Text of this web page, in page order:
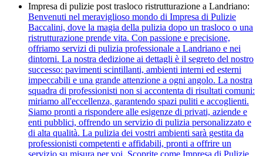
Impresa di pulizie post trasloco ristrutturazione a Landriano:
Benvenuti nel meraviglioso mondo di Impresa di Pulizie
Baccalini, dove la magia della pulizia dopo un trasloco o una
ristrutturazione prende vita. Con passione e precisione,
offriamo servizi di pulizia professionale a Landriano e nei
dintorni. La nostra dedizione ai dettagli è il segreto del nostro
successo: pavimenti scintillanti, ambienti interni ed esterni
impeccabili e una grande attenzione a ogni angolo. La nostra
squadra di professionisti non si accontenta di risultati comuni:
miriamo all'eccellenza, garantendo spazi puliti e accoglienti.
Siamo pronti a rispondere alle esigenze di privati, aziende e
enti pubblici, offrendo un servizio di pulizia personalizzato e
di alta qualità. La pulizia dei vostri ambienti sarà gestita da
professionisti competenti e affidabili, pronti a offrire un
servizio su misura per voi. Scoprite come Impresa di Pulizie